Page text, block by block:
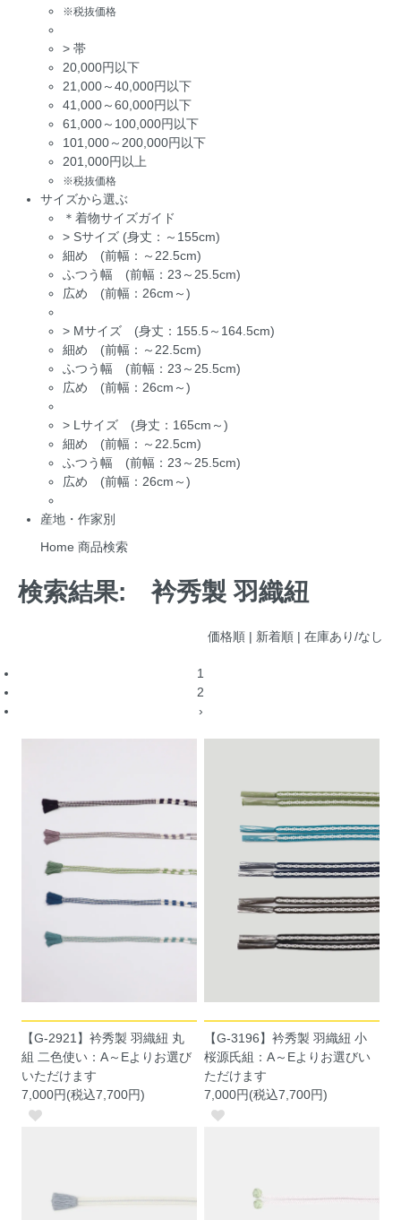
※税抜価格
> 帯
20,000円以下
21,000～40,000円以下
41,000～60,000円以下
61,000～100,000円以下
101,000～200,000円以下
201,000円以上
※税抜価格
サイズから選ぶ
＊着物サイズガイド
> Sサイズ (身丈：～155cm)
細め (前幅：～22.5cm)
ふつう幅 (前幅：23～25.5cm)
広め (前幅：26cm～)
> Mサイズ (身丈：155.5～164.5cm)
細め (前幅：～22.5cm)
ふつう幅 (前幅：23～25.5cm)
広め (前幅：26cm～)
> Lサイズ (身丈：165cm～)
細め (前幅：～22.5cm)
ふつう幅 (前幅：23～25.5cm)
広め (前幅：26cm～)
産地・作家別
Home 商品検索
検索結果: 衿秀製 羽織紐
価格順 | 新着順 | 在庫あり/なし
1
2
›
【G-2921】衿秀製 羽織紐 丸
組 二色使い：A～Eよりお選び
いただけます
7,000円(税込7,700円)
【G-3196】衿秀製 羽織紐 小
桜源氏組：A～Eよりお選びい
ただけます
7,000円(税込7,700円)